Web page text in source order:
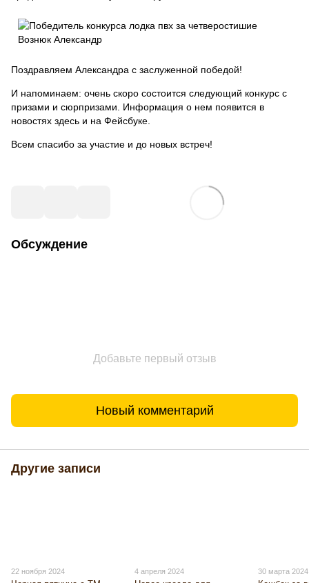
Поздравляем Александра с заслуженной победой!
И напоминаем: очень скоро состоится следующий конкурс с
призами и сюрпризами. Информация о нем появится в
новостях здесь и на Фейсбуке.
Всем спасибо за участие и до новых встреч!
Обсуждение
Добавьте первый отзыв
Новый комментарий
Другие записи
22 ноября 2024 4 апреля 2024 30 марта 2024